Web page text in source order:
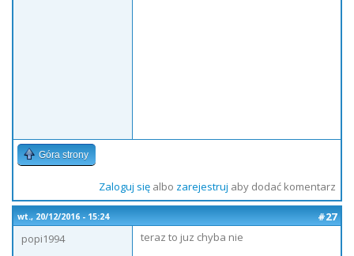
Góra strony
Zaloguj sięalbo zarejestruj aby dodać komentarz
wt., 20/12/2016 - 15:24
#27
popi1994
teraz to juz chyba nie